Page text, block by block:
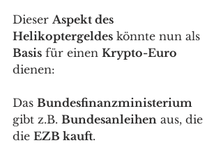
Dieser Aspekt des
Helikoptergeldes könnte nun als
Basis für einen Krypto-Euro
dienen:
Das Bundesfinanzministerium
gibt z.B. Bundesanleihen aus, die
die EZB kauft.